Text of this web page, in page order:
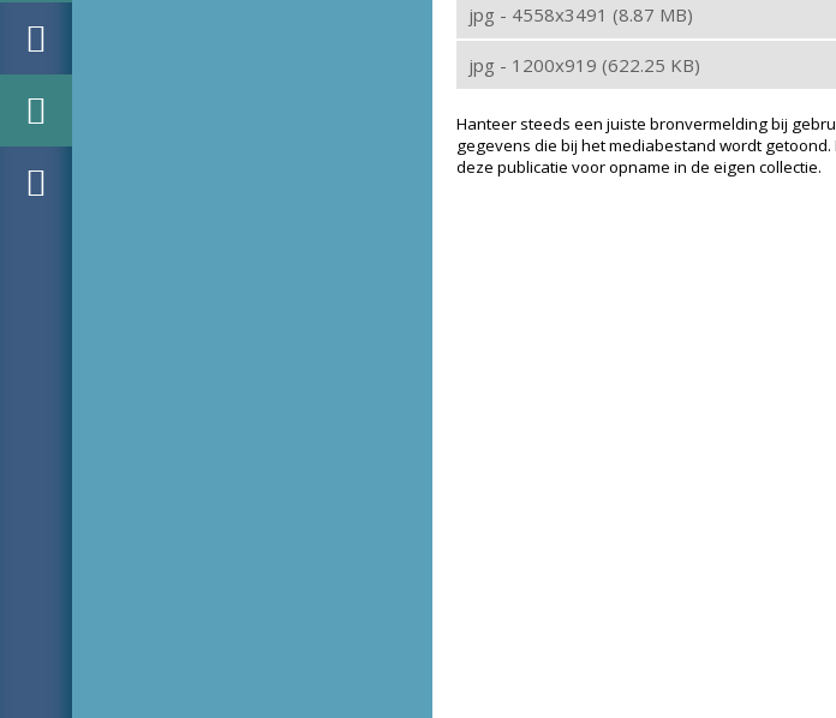
jpg - 4558x3491 (8.87 MB)
jpg - 1200x919 (622.25 KB)
Hanteer steeds een juiste bronvermelding bij
gegevens die bij het mediabestand wordt
deze publicatie voor opname in de eigen collectie.